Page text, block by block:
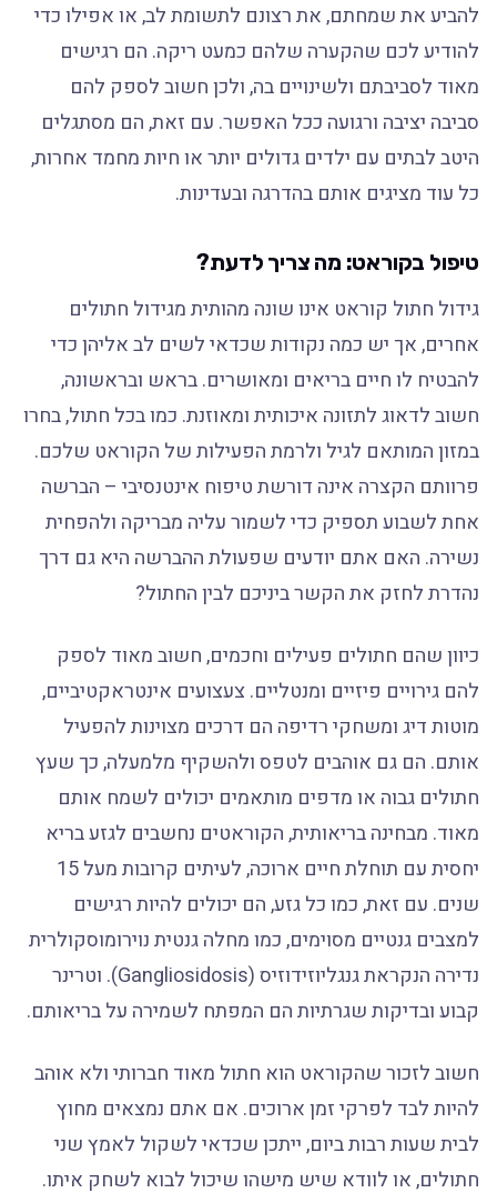
להביע את שמחתם, את רצונם לתשומת לב, או אפילו כדי
להודיע לכם שהקערה שלהם כמעט ריקה. הם רגישים
מאוד לסביבתם ולשינויים בה, ולכן חשוב לספק להם
סביבה יציבה ורגועה ככל האפשר. עם זאת, הם מסתגלים
היטב לבתים עם ילדים גדולים יותר או חיות מחמד אחרות,
כל עוד מציגים אותם בהדרגה ובעדינות.
טיפול בקוראט: מה צריך לדעת?
גידול חתול קוראט אינו שונה מהותית מגידול חתולים
אחרים, אך יש כמה נקודות שכדאי לשים לב אליהן כדי
להבטיח לו חיים בריאים ומאושרים. בראש ובראשונה,
חשוב לדאוג לתזונה איכותית ומאוזנת. כמו בכל חתול, בחרו
במזון המותאם לגיל ולרמת הפעילות של הקוראט שלכם.
פרוותם הקצרה אינה דורשת טיפוח אינטנסיבי – הברשה
אחת לשבוע תספיק כדי לשמור עליה מבריקה ולהפחית
נשירה. האם אתם יודעים שפעולת ההברשה היא גם דרך
נהדרת לחזק את הקשר ביניכם לבין החתול?
כיוון שהם חתולים פעילים וחכמים, חשוב מאוד לספק
להם גירויים פיזיים ומנטליים. צעצועים אינטראקטיביים,
מוטות דיג ומשחקי רדיפה הם דרכים מצוינות להפעיל
אותם. הם גם אוהבים לטפס ולהשקיף מלמעלה, כך שעץ
חתולים גבוה או מדפים מותאמים יכולים לשמח אותם
מאוד. מבחינה בריאותית, הקוראטים נחשבים לגזע בריא
יחסית עם תוחלת חיים ארוכה, לעיתים קרובות מעל 15
שנים. עם זאת, כמו כל גזע, הם יכולים להיות רגישים
למצבים גנטיים מסוימים, כמו מחלה גנטית נוירומוסקולרית
נדירה הנקראת גנגליוזידוזיס (Gangliosidosis). וטרינר
קבוע ובדיקות שגרתיות הם המפתח לשמירה על בריאותם.
חשוב לזכור שהקוראט הוא חתול מאוד חברותי ולא אוהב
להיות לבד לפרקי זמן ארוכים. אם אתם נמצאים מחוץ
לבית שעות רבות ביום, ייתכן שכדאי לשקול לאמץ שני
חתולים, או לוודא שיש מישהו שיכול לבוא לשחק איתו.